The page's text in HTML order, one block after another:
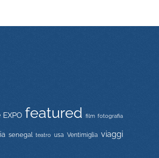
EXPO featured film fotografia
senegal teatro usa Ventimiglia viaggi